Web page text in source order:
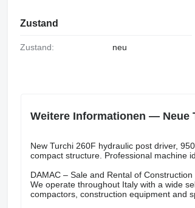
Zustand
Zustand: neu
Weitere Informationen — Neue
New Turchi 260F hydraulic post driver,
compact structure. Professional machine
DAMAC – Sale and Rental of
We operate throughout Italy with a wide
compactors, construction equipment and